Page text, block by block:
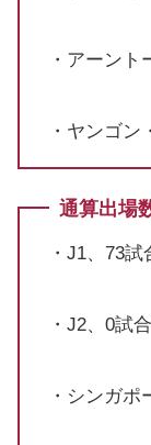
・アーント
・ヤンゴ
通算出場
・J1、73試
・J2、0試
・シンガポ